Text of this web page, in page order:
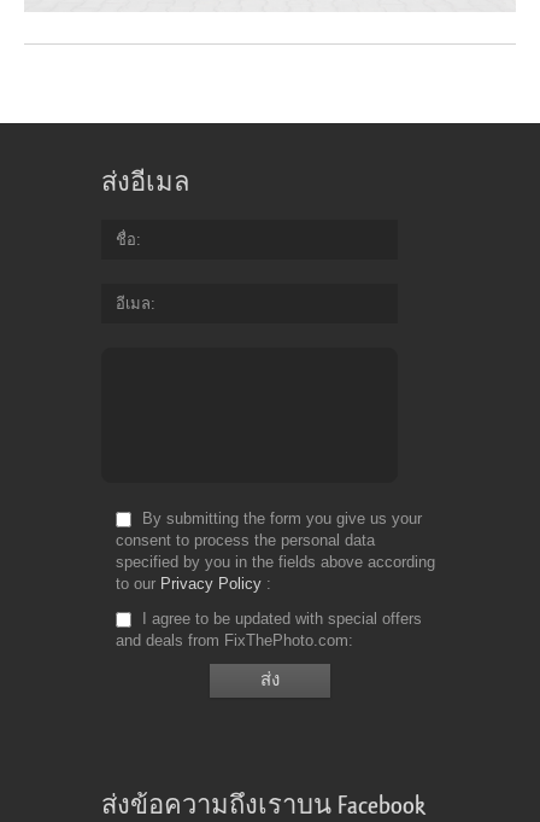
ส่งอีเมล
ชื่อ
อีเมล
By submitting the form you give us your
consent to process the personal data
specified by you in the fields above according
to our Privacy Policy
I agree to be updated with special offers
and deals from FixThePhoto.com
ส่งข้อความถึงเราบน Facebook